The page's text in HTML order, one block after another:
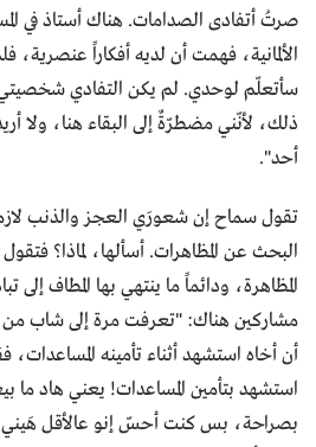
صرتُ أتفادى الصدامات. هناك أستاذ في
الألمانية، فهمت أن لديه أفكاراً
سأتعلّم لوحدي. لم يكن التفادي
ذلك، لأنّني مضطرّةٌ إلى البقاء هنا، ولا
أحد".
تقول سماح إن شعورَي العجز والذنب
البحث عن المظاهرات. أسألها، لماذا؟
المظاهرة، ودائماً ما ينتهي بها المطاف
مشاركين هناك: "تعرفت مرة إلى شاب من
أن أخاه استشهد أثناء تأمينه
استشهد بتأمين المساعدات! يعني هاد ما
بصراحة، بس كنت أحسّ إنو عالأقل